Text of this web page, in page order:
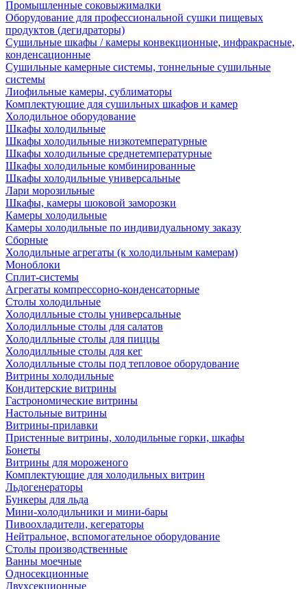
Промышленные соковыжималки
Оборудование для профессиональной сушки пищевых
продуктов (дегидраторы)
Сушильные шкафы / камеры конвекционные, инфракрасные,
конденсационные
Сушильные камерные системы, тоннельные сушильные
системы
Лиофильные камеры, сублиматоры
Комплектующие для сушильных шкафов и камер
Холодильное оборудование
Шкафы холодильные
Шкафы холодильные низкотемпературные
Шкафы холодильные среднетемпературные
Шкафы холодильные комбинированные
Шкафы холодильные универсальные
Лари морозильные
Шкафы, камеры шоковой заморозки
Камеры холодильные
Камеры холодильные по индивидуальному заказу
Сборные
Холодильные агрегаты (к холодильным камерам)
Моноблоки
Сплит-системы
Агрегаты компрессорно-конденсаторные
Столы холодильные
Холодилльные столы универсальные
Холодилльные столы для салатов
Холодилльные столы для пиццы
Холодилльные столы для кег
Холодилльные столы под тепловое оборудование
Витрины холодильные
Кондитерские витрины
Гастрономические витрины
Настольные витрины
Витрины-прилавки
Пристенные витрины, холодильные горки, шкафы
Бонеты
Витрины для мороженого
Комплектующие для холодильных витрин
Льдогенераторы
Бункеры для льда
Мини-холодильники и мини-бары
Пивоохладители, кегераторы
Нейтральное, вспомогательное оборудование
Столы производственные
Ванны моечные
Односекционные
Двухсекционные